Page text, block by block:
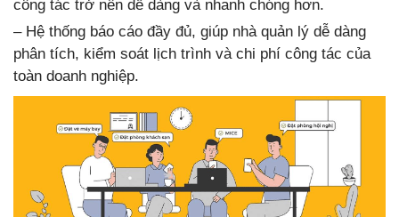
công tác trở nên dễ dàng và nhanh chóng hơn.
– Hệ thống báo cáo đầy đủ, giúp nhà quản lý dễ dàng
phân tích, kiểm soát lịch trình và chi phí công tác của
toàn doanh nghiệp.